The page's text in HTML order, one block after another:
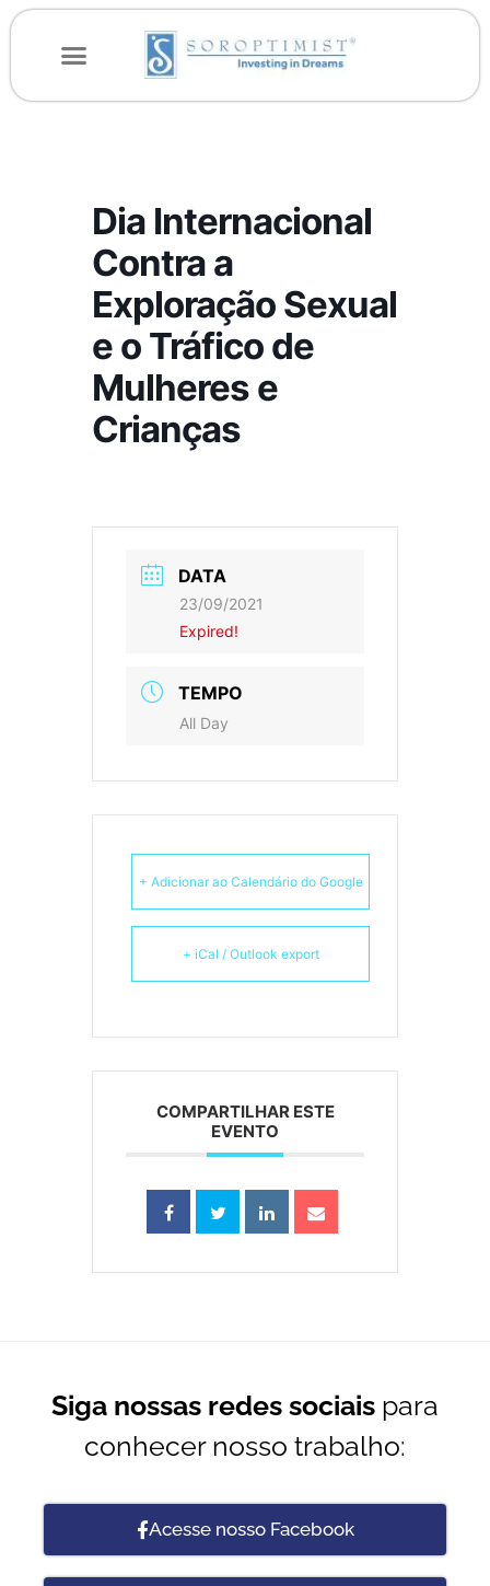
Dia Internacional
Contra a
Exploração Sexual
e o Tráfico de
Mulheres e
Crianças
DATA
23/09/2021
Expired!
TEMPO
All Day
+ Adicionar ao Calendário do Google
+ iCal / Outlook export
COMPARTILHAR ESTE
EVENTO
Siga nossas redes sociais para
conhecer nosso trabalho:
Acesse nosso Facebook